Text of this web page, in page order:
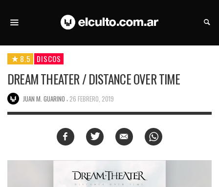
8.5 DISCOS
DREAM THEATER / DISTANCE OVER TIME
JUAN M. GUARINO 26 FEBRERO, 2019